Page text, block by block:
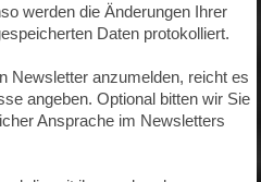
werden die Änderungen Ihrer
Daten protokolliert.
Newsletter anzumelden, reicht es
angeben. Optional bitten wir Sie
Ansprache im Newsletters